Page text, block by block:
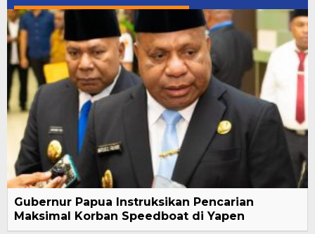
Gubernur Papua Instruksikan Pencarian
Maksimal Korban Speedboat di Yapen